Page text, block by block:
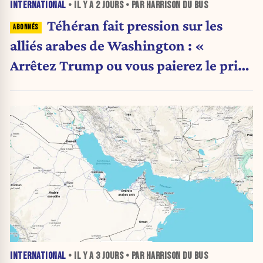
INTERNATIONAL • IL Y A 2 JOURS• PAR HARRISON DU BUS
Téhéran fait pression sur les
alliés arabes de Washington : «
Arrêtez Trump ou vous paierez le prix
INTERNATIONAL • IL Y A 3 JOURS• PAR HARRISON DU BUS